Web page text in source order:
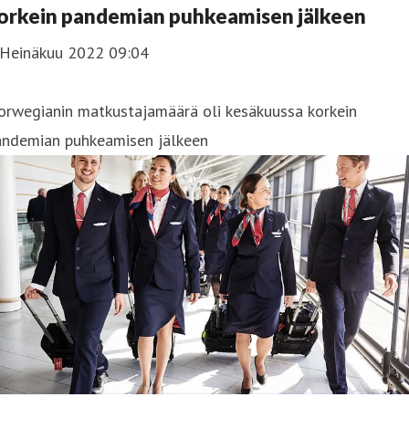
pandemian puhkeamisen jälkeen
2022 09:04
matkustajamäärä oli kesäkuussa korkein
puhkeamisen jälkeen